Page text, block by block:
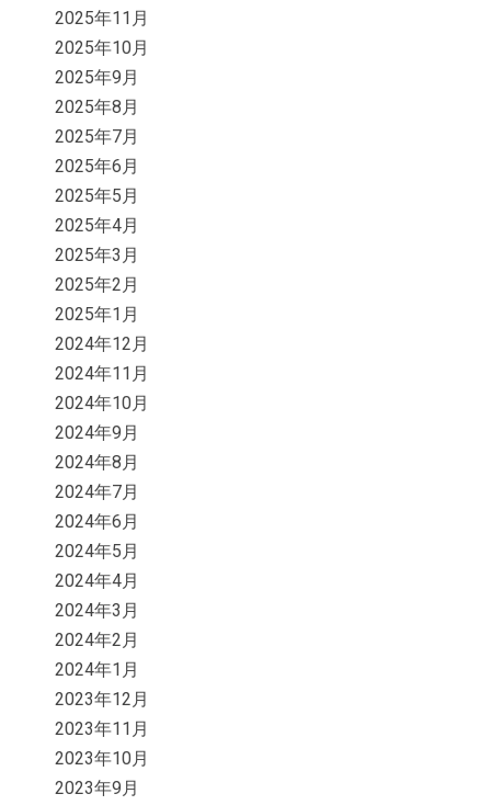
2025年11月
2025年10月
2025年9月
2025年8月
2025年7月
2025年6月
2025年5月
2025年4月
2025年3月
2025年2月
2025年1月
2024年12月
2024年11月
2024年10月
2024年9月
2024年8月
2024年7月
2024年6月
2024年5月
2024年4月
2024年3月
2024年2月
2024年1月
2023年12月
2023年11月
2023年10月
2023年9月